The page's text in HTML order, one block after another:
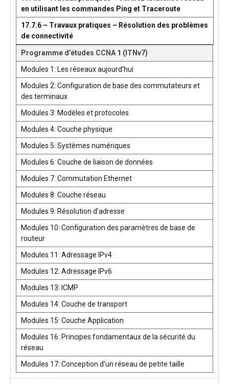
en utilisant les commandes Ping et Traceroute
17.7.6 – Travaux pratiques – Résolution des problèmes
de connectivité
Programme d’études CCNA 1 (ITNv7)
Modules 1: Les réseaux aujourd’hui
Modules 2: Configuration de base des commutateurs et
des terminaux
Modules 3: Modèles et protocoles
Modules 4: Couche physique
Modules 5: Systèmes numériques
Modules 6: Couche de liaison de données
Modules 7: Commutation Ethernet
Modules 8: Couche réseau
Modules 9: Résolution d’adresse
Modules 10: Configuration des paramètres de base de
routeur
Modules 11: Adressage IPv4
Modules 12: Adressage IPv6
Modules 13: ICMP
Modules 14: Couche de transport
Modules 15: Couche Application
Modules 16: Principes fondamentaux de la sécurité du
réseau
Modules 17: Conception d’un réseau de petite taille